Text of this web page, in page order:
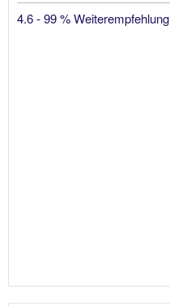
4.6 - 99 % Weiterempfehlung